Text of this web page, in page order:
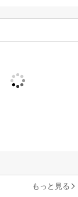
もっと見る